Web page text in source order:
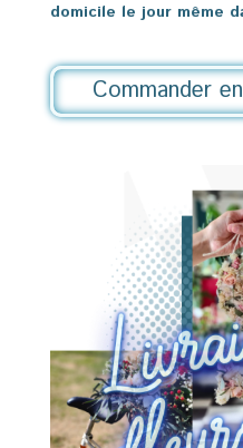
domicile le jour même
Commander